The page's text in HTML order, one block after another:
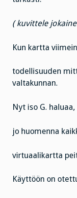
( kuvittele
Kun kartta
todellisuuden
valtakunnan.
Nyt iso G.
jo huomenna
virtuaalikartta
Käyttöön on